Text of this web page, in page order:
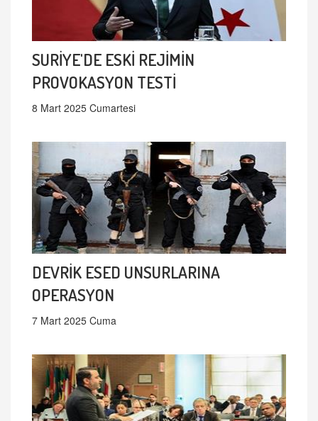
SURİYE'DE ESKİ REJİMİN
PROVOKASYON TESTİ
8 Mart 2025 Cumartesi
DEVRİK ESED UNSURLARINA
OPERASYON
7 Mart 2025 Cuma